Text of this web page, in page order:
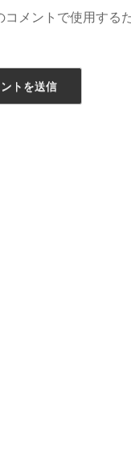
コメントで使用する